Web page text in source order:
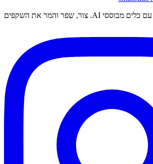
הפוך את המצגות שלך עם כלים מבוססי AI. צור, שפר והמר את השקפים